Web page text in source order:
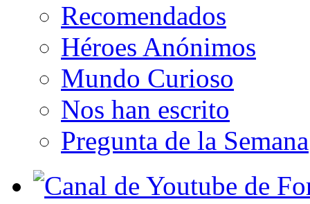
Recomendados
Héroes Anónimos
Mundo Curioso
Nos han escrito
Pregunta de la Semana